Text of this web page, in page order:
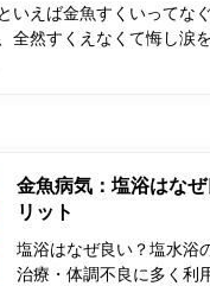
いえば金魚すくいってな
全然すくえなくて悔し涙
金魚病気：塩浴はな
リット
塩浴はなぜ良い？塩水浴
治療・体調不良に多く利